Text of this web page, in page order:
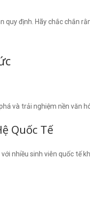
quy định. Hãy chắc chắn
và trải nghiệm nền văn
Quốc Tế
nhiều sinh viên quốc tế